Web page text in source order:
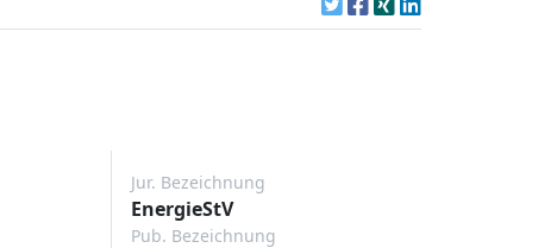
Jur. Bezeichnung
EnergieStV
Pub. Bezeichnung